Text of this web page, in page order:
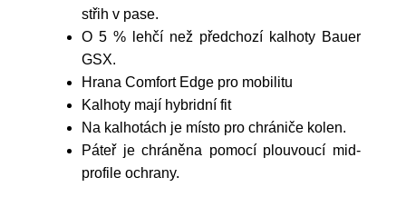
střih v pase.
O 5 % lehčí než předchozí kalhoty Bauer
GSX.
Hrana Comfort Edge pro mobilitu
Kalhoty mají hybridní fit
Na kalhotách je místo pro chrániče kolen.
Páteř je chráněna pomocí plouvoucí mid-
profile ochrany.